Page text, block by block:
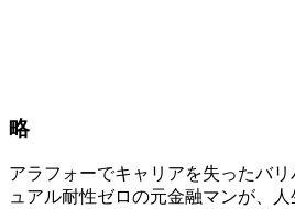
略
アラフォーでキャリアを失ったバ
ュアル耐性ゼロの元金融マンが、